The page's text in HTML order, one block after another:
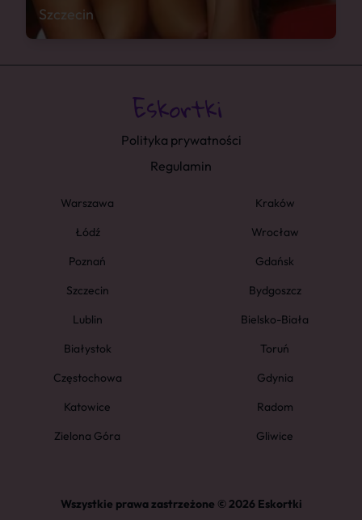
Szczecin
Polityka prywatności
Regulamin
Warszawa
Kraków
Łódź
Wrocław
Poznań
Gdańsk
Szczecin
Bydgoszcz
Lublin
Bielsko-Biała
Białystok
Toruń
Częstochowa
Gdynia
Katowice
Radom
Zielona Góra
Gliwice
Wszystkie prawa zastrzeżone © 2026 Eskortki